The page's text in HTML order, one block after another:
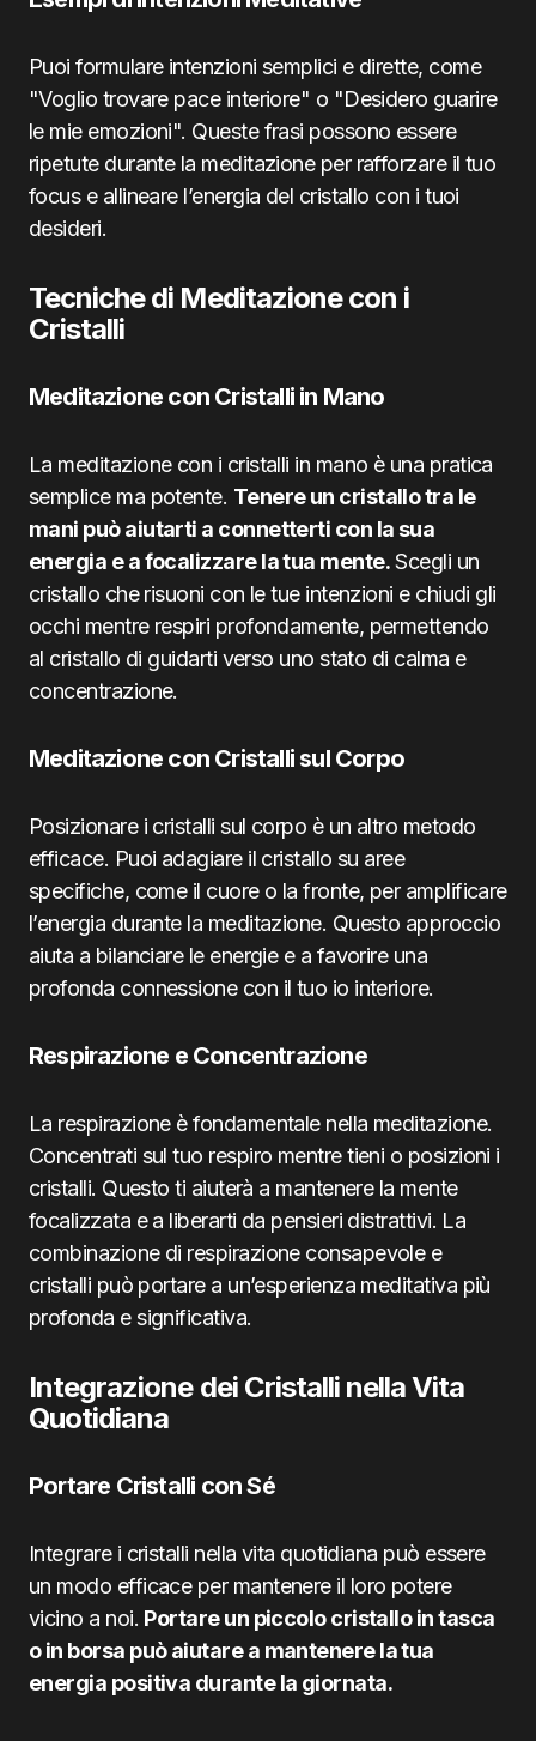
Puoi formulare intenzioni semplici e dirette, come
"Voglio trovare pace interiore" o "Desidero guarire
le mie emozioni". Queste frasi possono essere
ripetute durante la meditazione per rafforzare il tuo
focus e allineare l’energia del cristallo con i tuoi
desideri.
Tecniche di Meditazione con i
Cristalli
Meditazione con Cristalli in Mano
La meditazione con i cristalli in mano è una pratica
semplice ma potente. Tenere un cristallo tra le
mani può aiutarti a connetterti con la sua
energia e a focalizzare la tua mente.Scegli un
cristallo che risuoni con le tue intenzioni e chiudi gli
occhi mentre respiri profondamente, permettendo
al cristallo di guidarti verso uno stato di calma e
concentrazione.
Meditazione con Cristalli sul Corpo
Posizionare i cristalli sul corpo è un altro metodo
efficace. Puoi adagiare il cristallo su aree
specifiche, come il cuore o la fronte, per amplificare
l’energia durante la meditazione. Questo approccio
aiuta a bilanciare le energie e a favorire una
profonda connessione con il tuo io interiore.
Respirazione e Concentrazione
La respirazione è fondamentale nella meditazione.
Concentrati sul tuo respiro mentre tieni o posizioni i
cristalli. Questo ti aiuterà a mantenere la mente
focalizzata e a liberarti da pensieri distrattivi. La
combinazione di respirazione consapevole e
cristalli può portare a un’esperienza meditativa più
profonda e significativa.
Integrazione dei Cristalli nella Vita
Quotidiana
Portare Cristalli con Sé
Integrare i cristalli nella vita quotidiana può essere
un modo efficace per mantenere il loro potere
vicino a noi. Portare un piccolo cristallo in tasca
o in borsa può aiutare a mantenere la tua
energia positiva durante la giornata.